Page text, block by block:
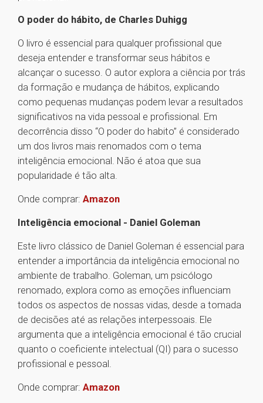
O poder do hábito, de Charles Duhigg
O livro é essencial para qualquer profissional que
deseja entender e transformar seus hábitos e
alcançar o sucesso. O autor explora a ciência por trás
da formação e mudança de hábitos, explicando
como pequenas mudanças podem levar a resultados
significativos na vida pessoal e profissional. Em
decorrência disso “O poder do habito” é considerado
um dos livros mais renomados com o tema
inteligência emocional. Não é atoa que sua
popularidade é tão alta.
Onde comprar: Amazon
Inteligência emocional - Daniel Goleman
Este livro clássico de Daniel Goleman é essencial para
entender a importância da inteligência emocional no
ambiente de trabalho. Goleman, um psicólogo
renomado, explora como as emoções influenciam
todos os aspectos de nossas vidas, desde a tomada
de decisões até as relações interpessoais. Ele
argumenta que a inteligência emocional é tão crucial
quanto o coeficiente intelectual (QI) para o sucesso
profissional e pessoal.
Onde comprar: Amazon